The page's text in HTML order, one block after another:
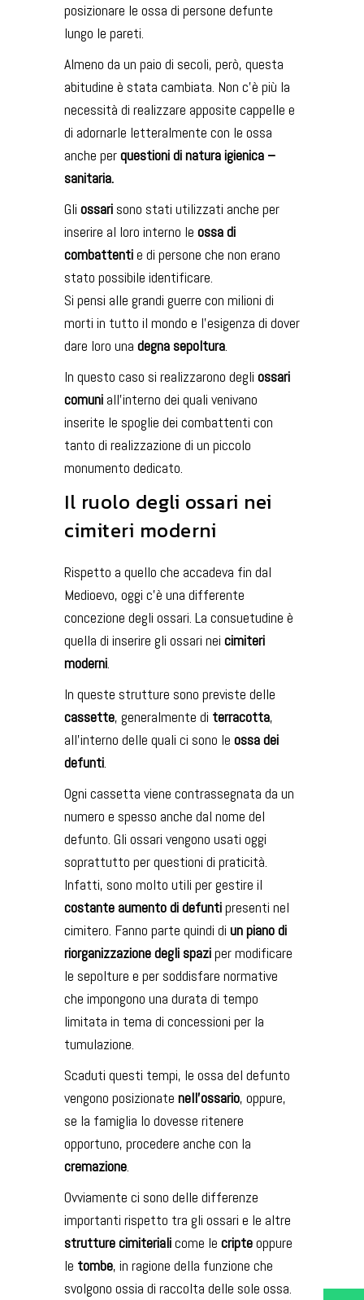
posizionare le ossa di persone defunte
lungo le pareti.
Almeno da un paio di secoli, però, questa
abitudine è stata cambiata. Non c’è più la
necessità di realizzare apposite cappelle e
di adornarle letteralmente con le ossa
anche perquestioni di natura igienica –
sanitaria.
Gli ossari sono stati utilizzati anche per
inserire al loro interno le ossa di
combattentie di persone che non erano
stato possibile identificare.
Si pensi alle grandi guerre con milioni di
morti in tutto il mondo e l’esigenza di dover
dare loro una degna sepoltura.
In questo caso si realizzarono degli ossari
comuni all’interno dei quali venivano
inserite le spoglie dei combattenti con
tanto di realizzazione di un piccolo
monumento dedicato.
Il ruolo degli ossari nei
cimiteri moderni
Rispetto a quello che accadeva fin dal
Medioevo, oggi c’è una differente
concezione degli ossari. La consuetudine è
quella di inserire gli ossari nei cimiteri
moderni.
In queste strutture sono previste delle
cassette, generalmente di terracotta,
all’interno delle quali ci sono le ossa dei
defunti.
Ogni cassetta viene contrassegnata da un
numero e spesso anche dal nome del
defunto. Gli ossari vengono usati oggi
soprattutto per questioni di praticità.
Infatti, sono molto utili per gestire il
costante aumento di defuntipresenti nel
cimitero. Fanno parte quindi di un piano di
riorganizzazione degli spaziper modificare
le sepolture e per soddisfare normative
che impongono una durata di tempo
limitata in tema di concessioni per la
tumulazione.
Scaduti questi tempi, le ossa del defunto
vengono posizionate nell’ossario, oppure,
se la famiglia lo dovesse ritenere
opportuno, procedere anche con la
cremazione.
Ovviamente ci sono delle differenze
importanti rispetto tra gli ossari e le altre
strutture cimiterialicome le cripteoppure
le tombe, in ragione della funzione che
svolgono ossia di raccolta delle sole ossa.